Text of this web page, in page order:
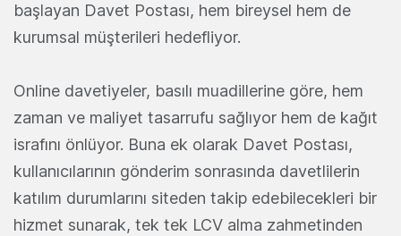
başlayan Davet Postası, hem bireysel hem de
kurumsal müşterileri hedefliyor.
Online davetiyeler, basılı muadillerine göre, hem
zaman ve maliyet tasarrufu sağlıyor hem de kağıt
israfını önlüyor. Buna ek olarak Davet Postası,
kullanıcılarının gönderim sonrasında davetlilerin
katılım durumlarını siteden takip edebilecekleri bir
hizmet sunarak, tek tek LCV alma zahmetinden